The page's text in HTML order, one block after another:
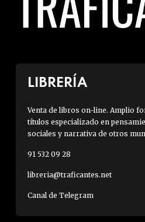
LIBRERÍA
Venta de libros on-line. Amplio
títulos especializado en
sociales y narrativa de otros
91 532 09 28
libreria@traficantes.net
Canal de Telegram